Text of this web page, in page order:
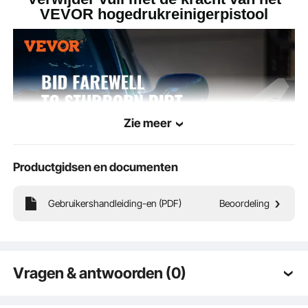
VEVOR hogedrukreinigerpistool
verwijdert het hardnekkig vuil en schimmel en laat het oppervlakken er als nieuw
uitzien. Neem de controle met dit compacte hogedrukspuitpistool. Haal NU uw
Zie meer
Productgidsen en documenten
Gebruikershandleiding-en (PDF) Beoordeling
Vragen & antwoorden (0)